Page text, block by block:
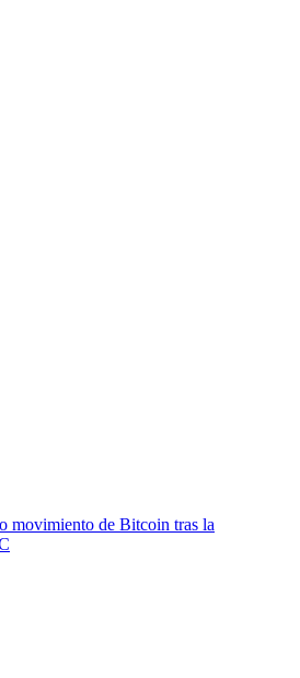
movimiento de Bitcoin tras la